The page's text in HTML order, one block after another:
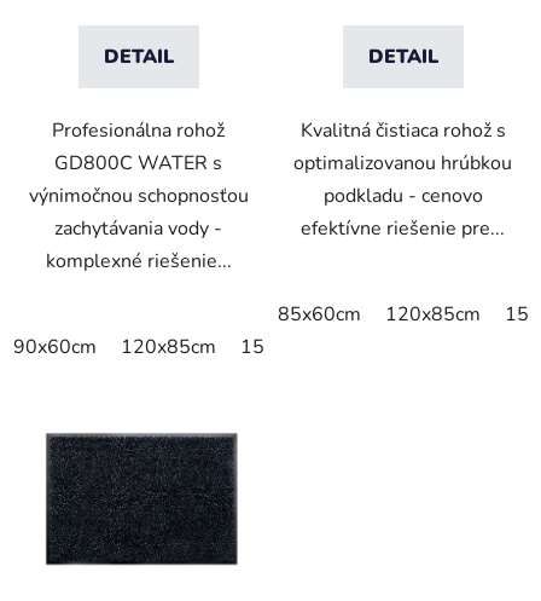
DETAIL
Profesionálna rohož
GD800C WATER s
výnimočnou schopnosťou
zachytávania vody -
komplexné riešenie...
90x60cm 120x85cm 150x85cm
DETAIL
Kvalitná čistiaca rohož s
optimalizovanou hrúbkou
podkladu - cenovo
efektívne riešenie pre...
85x60cm 120x85cm